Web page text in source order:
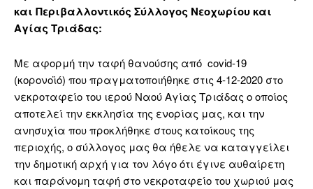
και Περιβαλλοντικός Σύλλογος Νεοχωρίου και
Αγίας Τριάδας:
Με αφορμή την ταφή θανούσης από covid-19
(κορονοϊό) που πραγματοποιήθηκε στις 4-12-2020 στο
νεκροταφείο του ιερού Ναού Αγίας Τριάδας ο οποίος
αποτελεί την εκκλησία της ενορίας μας, και την
ανησυχία που προκλήθηκε στους κατοίκους της
περιοχής, ο σύλλογος μας θα ήθελε να καταγγείλει
την δημοτική αρχή για τον λόγο ότι έγινε αυθαίρετη
και παράνομη ταφή στο νεκροταφείο του χωριού μας